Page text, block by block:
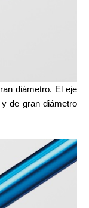
diámetro. El eje
de gran diámetro